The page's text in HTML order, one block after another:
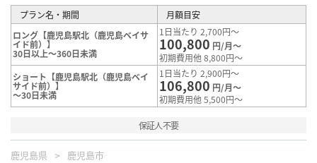
プラン名・期間
月額目安
ロング【鹿児島駅北（鹿児島ベイサ
イド前）】
30日以上～360日未満
1日当たり 2,700円～
100,800 円/月～
初期費用他 8,800円～
ショート【鹿児島駅北（鹿児島ベイ
サイド前）】
～30日未満
1日当たり 2,900円～
106,800 円/月～
初期費用他 5,500円～
保証人不要
鹿児島県 鹿児島市